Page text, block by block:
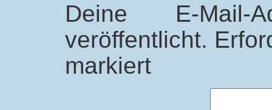
Deine E-
veröffentlicht.
markiert